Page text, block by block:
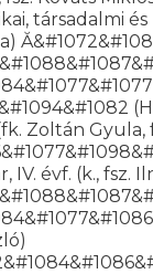
társadalmi
Zoltán
évf. (k., fsz.